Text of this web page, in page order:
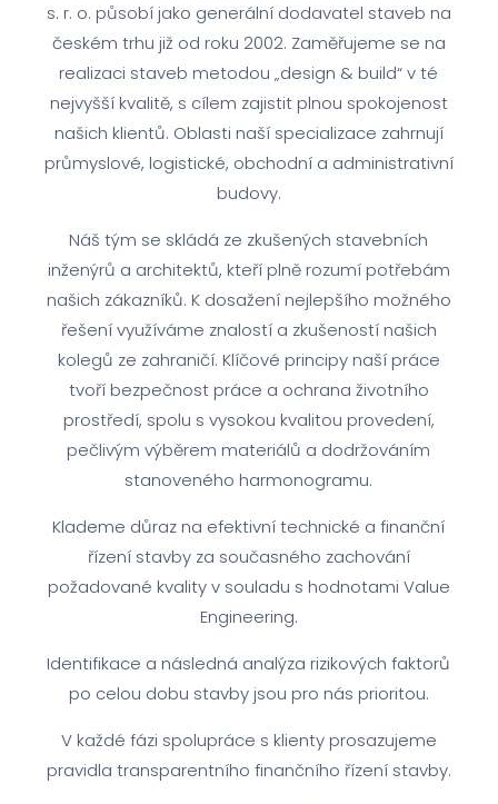
s. r. o. působí jako generální dodavatel staveb na
českém trhu již od roku 2002. Zaměřujeme se na
realizaci staveb metodou „design & build“ v té
nejvyšší kvalitě, s cílem zajistit plnou spokojenost
našich klientů. Oblasti naší specializace zahrnují
průmyslové, logistické, obchodní a administrativní
budovy.
Náš tým se skládá ze zkušených stavebních
inženýrů a architektů, kteří plně rozumí potřebám
našich zákazníků. K dosažení nejlepšího možného
řešení využíváme znalostí a zkušeností našich
kolegů ze zahraničí. Klíčové principy naší práce
tvoří bezpečnost práce a ochrana životního
prostředí, spolu s vysokou kvalitou provedení,
pečlivým výběrem materiálů a dodržováním
stanoveného harmonogramu.
Klademe důraz na efektivní technické a finanční
řízení stavby za současného zachování
požadované kvality v souladu s hodnotami Value
Engineering.
Identifikace a následná analýza rizikových faktorů
po celou dobu stavby jsou pro nás prioritou.
V každé fázi spolupráce s klienty prosazujeme
pravidla transparentního finančního řízení stavby.